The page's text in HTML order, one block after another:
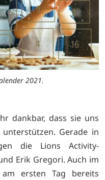
2021.
dankbar, dass sie uns
Gerade in
die Lions Activity-
Erik Gregori. Auch im
ersten Tag bereits